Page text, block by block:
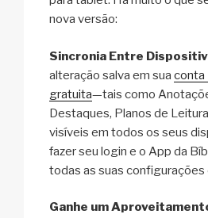
nova versão:
Sincronia Entre
alteração salva em sua conta
gratuita—tais como
Destaques, Planos de
visíveis em todos os seus
fazer seu login e o App da
todas as suas configurações
Ganhe um